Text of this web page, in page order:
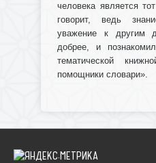
человека является
говорит, ведь
уважение к другим
добрее, и
тематической
помощники словари».